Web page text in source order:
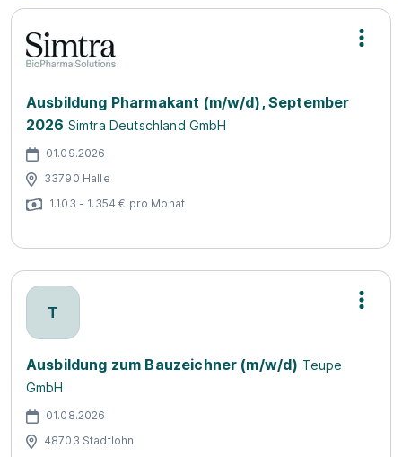
Ausbildung Pharmakant (m/w/d), September
2026 Simtra Deutschland GmbH
01.09.2026
33790 Halle
1.103 - 1.354 € pro Monat
T
Ausbildung zum Bauzeichner (m/w/d) Teupe
GmbH
01.08.2026
48703 Stadtlohn